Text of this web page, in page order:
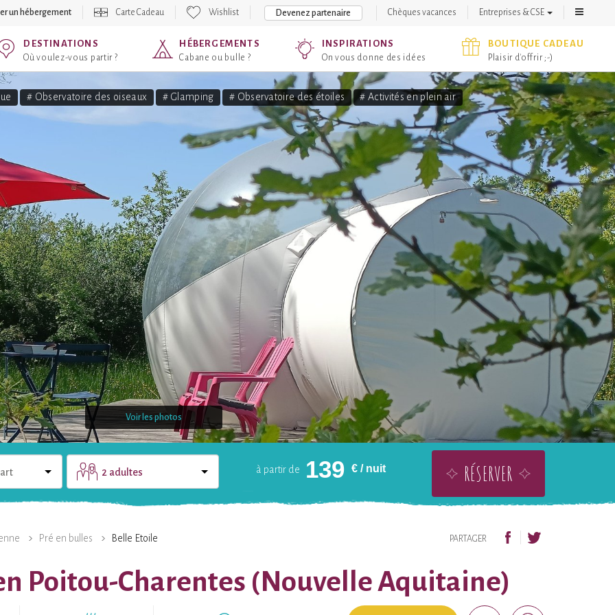
un hébergement Carte Cadeau Wishlist Devenez partenaire Chèques vacances Entreprises & CSE
DESTINATIONS
Où voulez-vous partir ?
HÉBERGEMENTS
Cabane ou bulle ?
INSPIRATIONS
On vous donne des idées
BOUTIQUE CADEAU
Plaisir d'offrir ;-)
# Observatoire des oiseaux # Glamping # Observatoire des étoiles # Activités en plein air
Voir les photos
à partir de 139 €/ nuit
2 adultes RÉSERVER
Pré en bulles Belle Etoile PARTAGER
Poitou-Charentes (Nouvelle Aquitaine)